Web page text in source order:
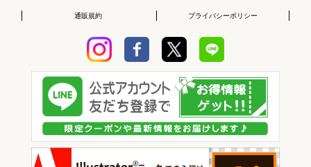
通販規約 プライバシーポリシー